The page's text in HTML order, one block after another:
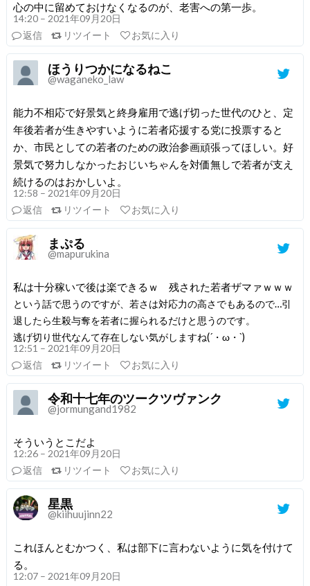
心の中に留めておけなくなるのが、老害への第一歩。
14:20 – 2021年09月20日
返信
リツイート お気に入り
ほうりつかになるねこ
@waganeko_law
能力不相応で好景気と終身雇用で逃げ切った世代のひと、定
年後若者が生きやすいように若者応援する党に投票すると
か、市民としての若者のための政治参画頑張ってほしい。好
景気で努力しなかったおじいちゃんを対価無しで若者が支え
続けるのはおかしいよ。
12:58 – 2021年09月20日
返信
リツイート お気に入り
まぷる
@mapurukina
私は十分稼いで後は楽できるｗ 残された若者ザマァｗｗｗ
という話で思うのですが、若さは対応力の高さでもあるので…引
退したら生殺与奪を若者に握られるだけと思うのです。
逃げ切り世代なんて存在しない気がしますね(´・ω・`)
12:51 – 2021年09月20日
返信
リツイート お気に入り
令和十七年のツークツヴァンク
@jormungand1982
そういうとこだよ
12:26 – 2021年09月20日
返信
リツイート お気に入り
星黒
@kiihuujinn22
これほんとむかつく、私は部下に言わないように気を付けて
る。
12:07 – 2021年09月20日